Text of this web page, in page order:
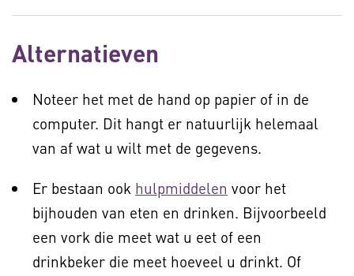
Alternatieven
Noteer het met de hand op papier of in de
computer. Dit hangt er natuurlijk helemaal
van af wat u wilt met de gegevens.
Er bestaan ook hulpmiddelen voor het
bijhouden van eten en drinken. Bijvoorbeeld
een vork die meet wat u eet of een
drinkbeker die meet hoeveel u drinkt. Of